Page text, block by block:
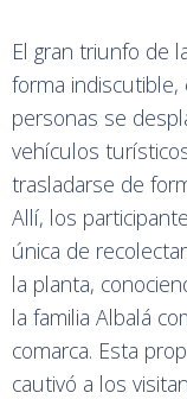
El gran triunfo de
forma indiscutible,
personas se
vehículos
trasladarse de
Allí, los
única de
la planta,
la familia Albalá
comarca. Esta
cautivó a los